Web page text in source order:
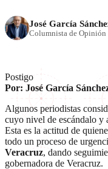
José García
Columnista de Opinión
Postigo
Por: José García
Algunos periodistas
cuyo nivel de escándalo y
Esta es la actitud de
todo un proceso de
Veracruz, dando
gobernadora de Veracruz.